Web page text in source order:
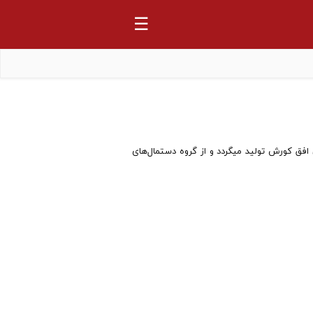
☰
کورش تولید میگردد و از گروه دستمال‌های